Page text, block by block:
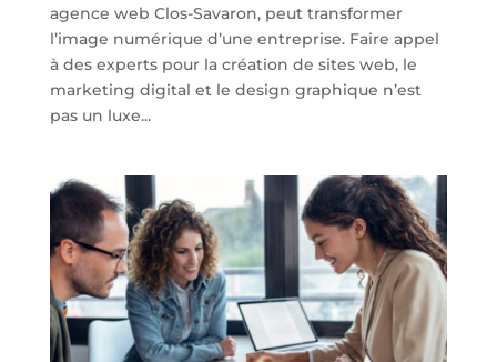
agence web Clos-Savaron, peut transformer
l’image numérique d’une entreprise. Faire appel
à des experts pour la création de sites web, le
marketing digital et le design graphique n’est
pas un luxe...